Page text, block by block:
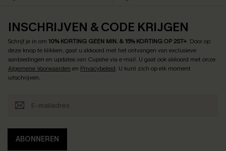
INSCHRIJVEN & CODE KRIJGEN
Schrijf je in om 10% KORTING GEEN MIN. & 15% KORTING OP 2ST+. Door op
deze knop te klikken, gaat u akkoord met het ontvangen van exclusieve
aanbiedingen en updates van Cupshe via e-mail. U gaat ook akkoord met onze
Algemene Voorwaarden en Privacybeleid. U kunt zich op elk moment
uitschrijven.
ABONNEREN